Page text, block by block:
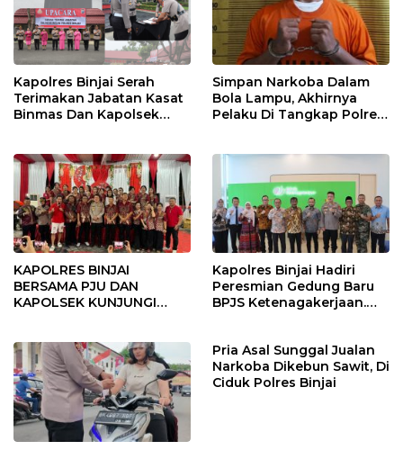
Kapolres Binjai Serah
Terimakan Jabatan Kasat
Binmas Dan Kapolsek
Simpan Narkoba Dalam
Bola Lampu, Akhirnya
Pelaku Di Tangkap Polres
KAPOLRES BINJAI
BERSAMA PJU DAN
KAPOLSEK KUNJUNGI
Kapolres Binjai Hadiri
Peresmian Gedung Baru
BPJS Ketenagakerjaan.
Pria Asal Sunggal Jualan
Narkoba Dikebun Sawit, Di
Ciduk Polres Binjai